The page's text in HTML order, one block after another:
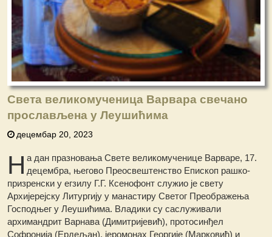
Света великомученица Варвара свечано
прослављена у Леушићима
децембар 20, 2023
Н а дан празновања Свете великомученице Варваре, 17.
децембра, његово Преосвештенство Епископ рашко-
призренски у егзилу Г.Г. Ксенофонт служио је свету
Архијерејску Литургију у манастиру Светог Преображења
Господњег у Леушићима. Владики су саслуживали
архимандрит Варнава (Димитријевић), протосинђел
Софронија (Ердељан), јеромонах Георгије (Марковић) и